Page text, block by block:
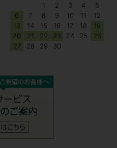
1
2 3 4
5
6
7 8 9 10 11
12
13
14 15 16 17 18
19
20
21 22 23 24 25
26
27
28 29 30